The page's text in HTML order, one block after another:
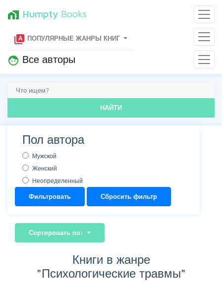
home_work Humpty Books
type_specimen ПОПУЛЯРНЫЕ ЖАНРЫ КНИГ
face Все авторы
НАЙТИ
Пол автора
Мужской
Женский
Неопределенный
Фильтровать Сбросить фильтр
Сортировать по:
Книги в жанре
"Психологические травмы"